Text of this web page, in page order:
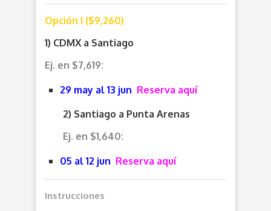
Opción I ($9,260)
1) CDMX a Santiago
Ej. en $7,619:
29 may al 13 jun Reserva aquí
2) Santiago a Punta Arenas
Ej. en $1,640:
05 al 12 jun Reserva aquí
Instrucciones